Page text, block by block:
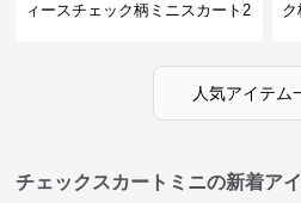
ィースチェック柄ミニスカート2
人気アイテム
チェックスカートミニの新着ア